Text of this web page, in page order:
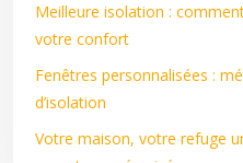
Meilleure isolation :
votre confort
Fenêtres personnalisées :
d’isolation
Votre maison, votre refuge